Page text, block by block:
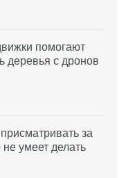
помогают
деревья с дронов
за
не умеет делать